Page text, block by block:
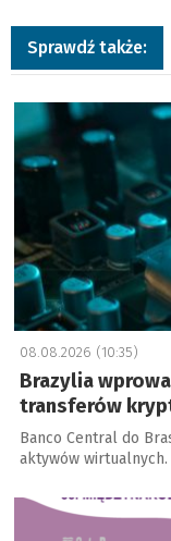
Sprawdź także:
a
08.08.2026 (10:35)
Brazylia
transferów
Banco Central do
aktywów wirtualnych.
a